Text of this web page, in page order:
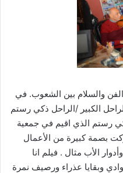
والسلام بين الشعوب. في
الكبير /الراحل ذكي رستم
رستم الذي اقيم في جمعية
بصمة كبيرة من الأعمال
الأب مثال . فيلم انا
وبقايا عذراء ورصيف نمرة